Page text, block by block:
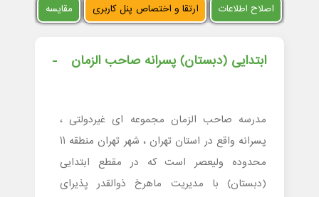
اصلاح اطلاعات ارتقا و اختصاص پنل کاربری مقایسه
ابتدایی (دبستان) پسرانه صاحب الزمان
مدرسه صاحب الزمان مجموعه ای غیردولتی ،
پسرانه واقع در استان تهران ، شهر تهران منطقه 11
محدوده ولیعصر است که در مقطع ابتدایی
(دبستان) با مدیریت ماهرخ ذوالقدر پذیرای